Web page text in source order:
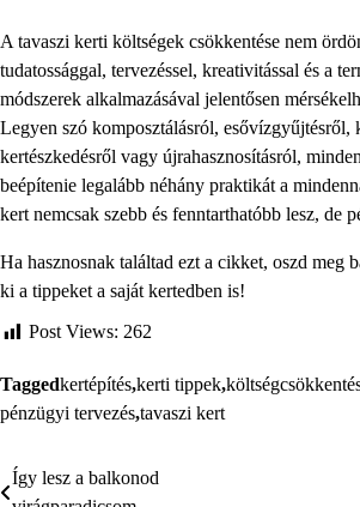
A tavaszi kerti költségek csökkentése nem
tudatossággal, tervezéssel, kreativitással és a
módszerek alkalmazásával jelentősen
Legyen szó komposztálásról, esővízgyűjtésről,
kertészkedésről vagy újrahasznosításról,
beépítenie legalább néhány praktikát a
kert nemcsak szebb és fenntarthatóbb lesz, de
Ha hasznosnak találtad ezt a cikket, oszd meg
ki a tippeket a saját kertedben is!
Post Views: 262
Taggedkertépítés,kerti tippek,
pénzügyi tervezés,tavaszi kert
Bejegyzés
Így lesz a balkonod